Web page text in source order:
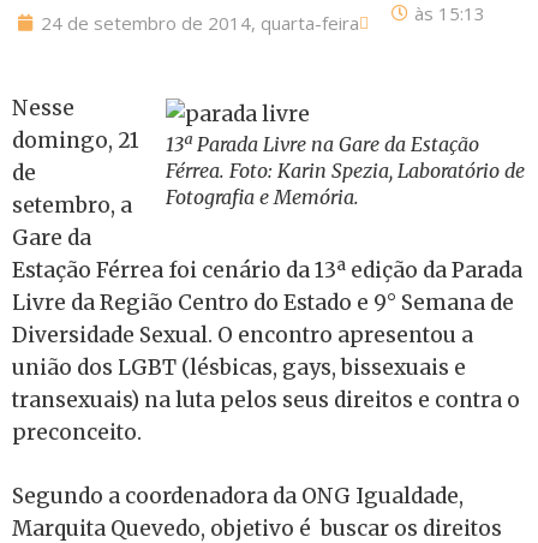
24 de setembro de 2014, quarta-feira às 15:13
13ª Parada Livre na Gare da Estação
Férrea. Foto: Karin Spezia, Laboratório de
Fotografia e Memória.
Nesse
domingo, 21
de
setembro, a
Gare da
Estação Férrea foi cenário da 13ª edição da Parada
Livre da Região Centro do Estado e 9° Semana de
Diversidade Sexual. O encontro apresentou a
união dos LGBT (lésbicas, gays, bissexuais e
transexuais) na luta pelos seus direitos e contra o
preconceito.
Segundo a coordenadora da ONG Igualdade,
Marquita Quevedo, objetivo é buscar os direitos